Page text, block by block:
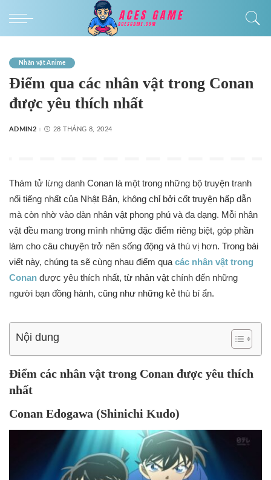
Nhân vật Anime
Điểm qua các nhân vật trong Conan
được yêu thích nhất
ADMIN2 28 THÁNG 8, 2024
Thám tử lừng danh Conan là một trong những bộ truyện tranh
nổi tiếng nhất của Nhật Bản, không chỉ bởi cốt truyện hấp dẫn
mà còn nhờ vào dàn nhân vật phong phú và đa dạng. Mỗi nhân
vật đều mang trong mình những đặc điểm riêng biệt, góp phần
làm cho câu chuyện trở nên sống động và thú vị hơn. Trong bài
viết này, chúng ta sẽ cùng nhau điểm qua các nhân vật trong
Conan được yêu thích nhất, từ nhân vật chính đến những
người bạn đồng hành, cũng như những kẻ thù bí ẩn.
Nội dung
Điểm các nhân vật trong Conan được yêu thích
nhất
Conan Edogawa (Shinichi Kudo)